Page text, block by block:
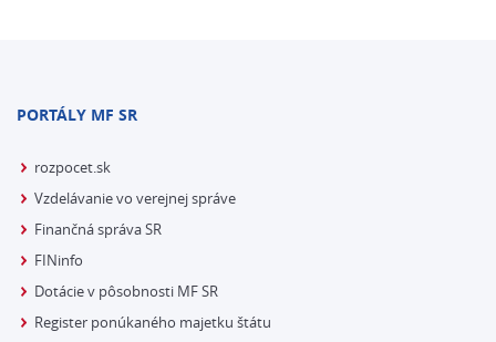
PORTÁLY MF SR
rozpocet.sk
Vzdelávanie vo verejnej správe
Finančná správa SR
FINinfo
Dotácie v pôsobnosti MF SR
Register ponúkaného majetku štátu